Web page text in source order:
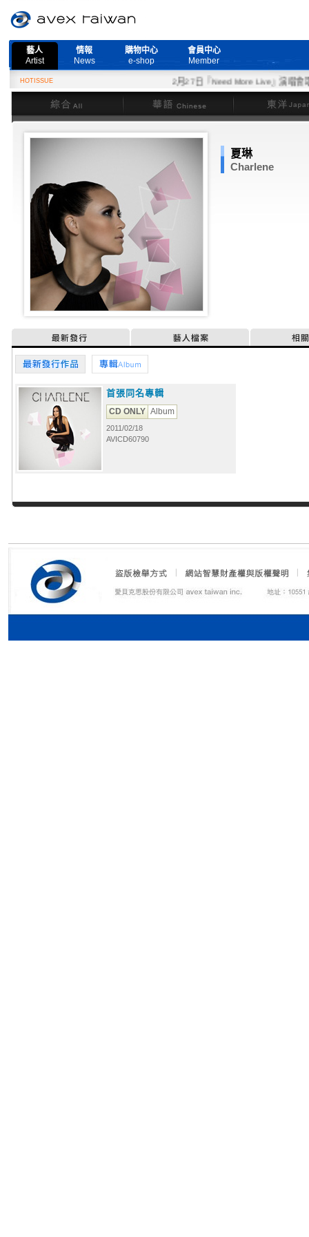
藝人
Artist
情報
News
購物中心
e-shop
會員中心
Member
HOTISSUE
2月27日『Need More Live』演唱會取消
綜合
華語 東洋
夏琳
Charlene
最新發行 藝人檔案 相
最新發行作品 專輯
首張同名專輯
CD ONLY Album
2011/02/18
AVICD60790